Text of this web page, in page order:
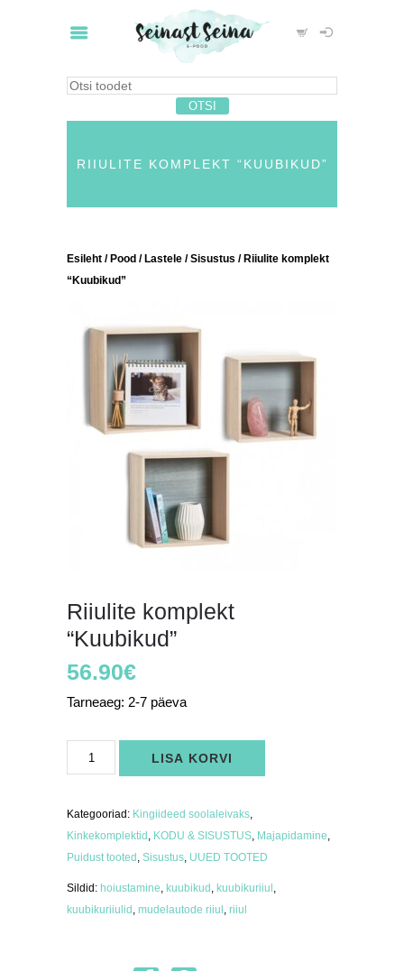
RIIULITE KOMPLEKT “KUUBIKUD”
Esileht / Pood / Lastele /Sisustus / Riiulite komplekt
“Kuubikud”
Riiulite komplekt
“Kuubikud”
56.90€
Tarneaeg: 2-7 päeva
komplekt
"Kuubikud"
LISA KORVI
Kategooriad: Kingiideed soolaleivaks,
Kinkekomplektid , KODU & SISUSTUS, Majapidamine,
Puidust tooted , Sisustus, UUED TOOTED
Sildid: hoiustamine, kuubikud , kuubikuriiul ,
kuubikuriiulid , mudelautode riiul , riiul